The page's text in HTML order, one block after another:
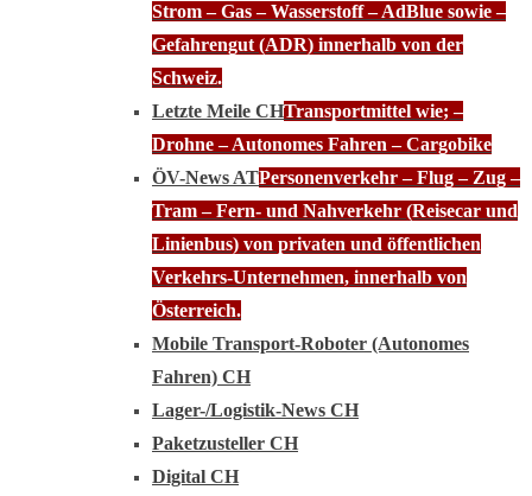
Strom – Gas – Wasserstoff – AdBlue sowie –
Gefahrengut (ADR) innerhalb von der
Schweiz.
Letzte Meile CHTransportmittel wie; –
Drohne – Autonomes Fahren – Cargobike
ÖV-News ATPersonenverkehr – Flug – Zug –
Tram – Fern- und Nahverkehr (Reisecar und
Linienbus) von privaten und öffentlichen
Verkehrs-Unternehmen, innerhalb von
Österreich.
Mobile Transport-Roboter (Autonomes
Fahren) CH
Lager-/Logistik-News CH
Paketzusteller CH
Digital CH